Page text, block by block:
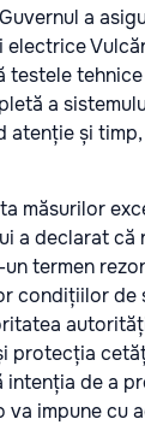
a
testele
a
atenție și
măsurilor
a declarat că
termen
condițiilor de
protecția
intenția de a
va impune cu